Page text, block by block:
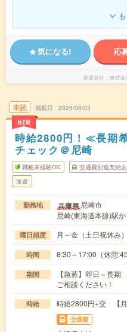
気になる! 応
派遣会社 株式
未読
NEW
掲載日 2026/08/03
時給2800円！≪長期
チェック＠尼崎
職種未経験OK 交通費別途支給あ
派遣
勤務地 兵庫県 尼崎市
尼崎(東海道本線)駅
曜日頻度 月～金（土日祝休み）
時間 8:30～17:00（休憩
期間
【急募】即日～長
ご相談ください！
時給 時給2800円+交 【
交通費